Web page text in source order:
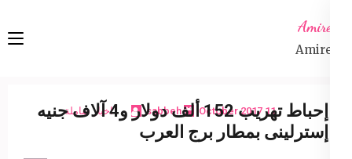
content
Enter)
Amireta
Amireta
11 October 2017
sabbeh اخبار شاملة
إحباط تهريب 152 ألف دولار و4 آلاف جنيه
إسترلينى بمطار برج العرب